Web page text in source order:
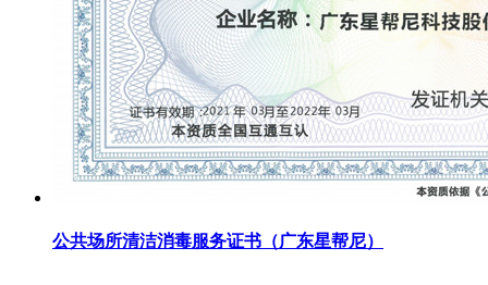
公共场所清洁消毒服务证书（广东星帮尼）